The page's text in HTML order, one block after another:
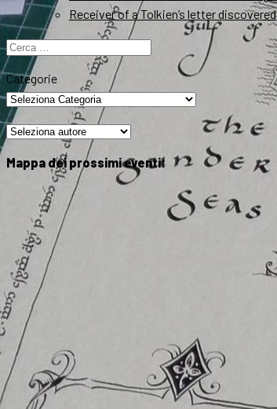
Receiver of a Tolkien’s letter discovered
Ricerca
per:
Categorie
Mappa dei prossimi eventi: